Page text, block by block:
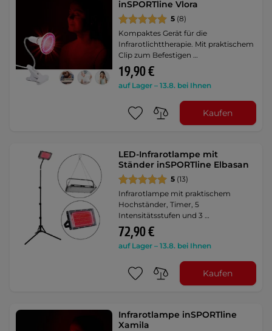
inSPORTline Vlora
5 (8)
Kompaktes Gerät für die
Infrarotlichttherapie. Mit praktischem
Clip zum Befestigen …
19,90 €
auf Lager – 13.8. bei Ihnen
Kaufen
LED-Infrarotlampe mit
Ständer inSPORTline Elbasan
5 (13)
Infrarotlampe mit praktischem
Hochständer, Timer, 5
Intensitätsstufen und 3 …
72,90 €
auf Lager – 13.8. bei Ihnen
Kaufen
Infrarotlampe inSPORTline
Xamila